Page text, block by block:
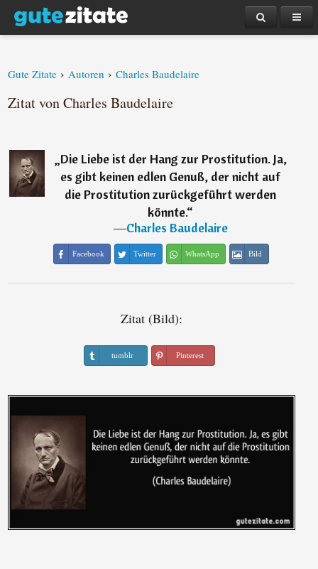
Gute Zitate › Autoren › Charles Baudelaire
Zitat von Charles Baudelaire
„Die Liebe ist der Hang zur Prostitution. Ja,
es gibt keinen edlen Genuß, der nicht auf
die Prostitution zurückgeführt werden
könnte.“
―Charles Baudelaire
Facebook Twitter WhatsApp Bild
Zitat (Bild):
tumblr Pinterest